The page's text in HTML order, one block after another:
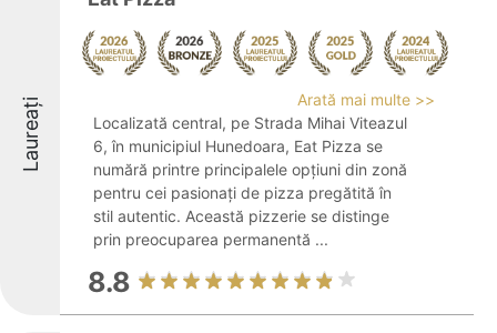
Laureați
Arată mai multe >>
Localizată central, pe Strada Mihai Viteazul
6, în municipiul Hunedoara, Eat Pizza se
numără printre principalele opțiuni din zonă
pentru cei pasionați de pizza pregătită în
stil autentic. Această pizzerie se distinge
prin preocuparea permanentă ...
8.8